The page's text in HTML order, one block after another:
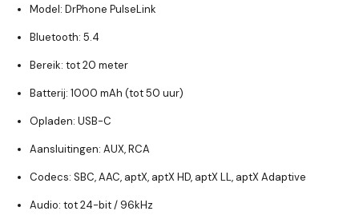
Model: DrPhone PulseLink
Bluetooth: 5.4
Bereik: tot 20 meter
Batterij: 1000 mAh (tot 50 uur)
Opladen: USB-C
Aansluitingen: AUX, RCA
Codecs: SBC, AAC, aptX, aptX HD, aptX LL, aptX Adaptive
Audio: tot 24-bit / 96kHz